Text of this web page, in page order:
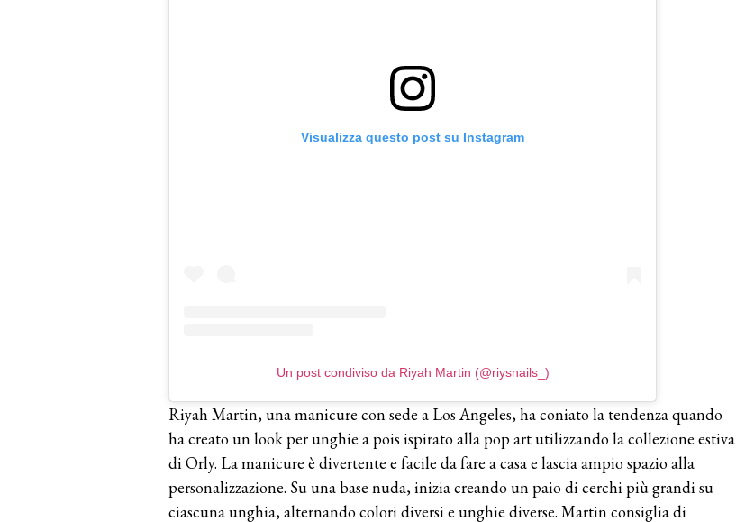
Visualizza questo post su Instagram
Un post condiviso da Riyah Martin (@riysnails_)
Riyah Martin, una manicure con sede a Los Angeles, ha coniato la tendenza quando
ha creato un look per unghie a pois ispirato alla pop art utilizzando la collezione estiva
di Orly. La manicure è divertente e facile da fare a casa e lascia ampio spazio alla
personalizzazione. Su una base nuda, inizia creando un paio di cerchi più grandi su
ciascuna unghia, alternando colori diversi e unghie diverse. Martin consiglia di